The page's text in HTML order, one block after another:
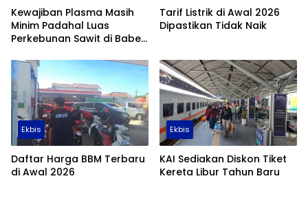
Kewajiban Plasma Masih
Minim Padahal Luas
Perkebunan Sawit di Babel
Tarif Listrik di Awal 2026
Dipastikan Tidak Naik
Ekbis
Daftar Harga BBM Terbaru
di Awal 2026
Ekbis
KAI Sediakan Diskon Tiket
Kereta Libur Tahun Baru